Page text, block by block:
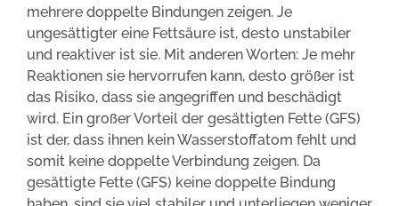
mehrere doppelte Bindungen zeigen. Je
ungesättigter eine Fettsäure ist, desto unstabiler
und reaktiver ist sie. Mit anderen Worten: Je mehr
Reaktionen sie hervorrufen kann, desto größer ist
das Risiko, dass sie angegriffen und beschädigt
wird. Ein großer Vorteil der gesättigten Fette (GFS)
ist der, dass ihnen kein Wasserstoffatom fehlt und
somit keine doppelte Verbindung zeigen. Da
gesättigte Fette (GFS) keine doppelte Bindung